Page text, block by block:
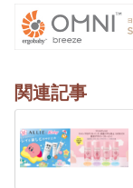
関連記事